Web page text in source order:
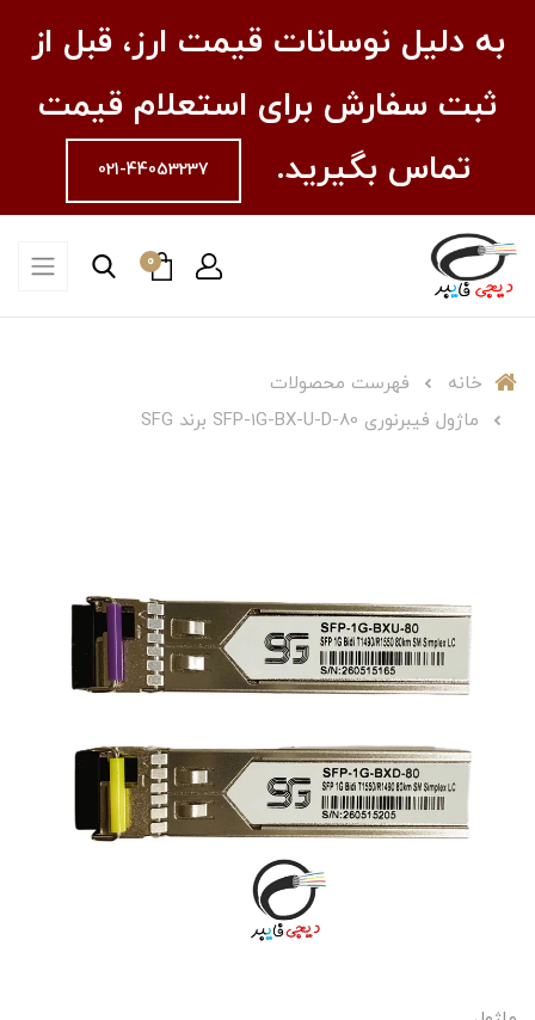
به دلیل نوسانات قیمت ارز، قبل از
ثبت سفارش برای استعلام قیمت
تماس بگیرید.
021-44053237
0
خانه
فهرست محصولات
ماژول فیبرنوری SFP-1G-BX-U-D-80 برند SFG